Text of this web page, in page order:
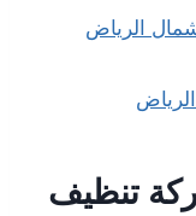
الرياض
تنظيف